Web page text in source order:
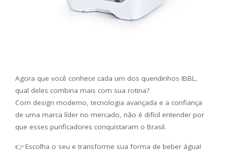
Agora que você conhece cada um dos queridinhos IBBL,
qual deles combina mais com sua rotina?
Com design moderno, tecnologia avançada e a confiança
de uma marca líder no mercado, não é difícil entender por
que esses purificadores conquistaram o Brasil.
👉 Escolha o seu e transforme sua forma de beber água!